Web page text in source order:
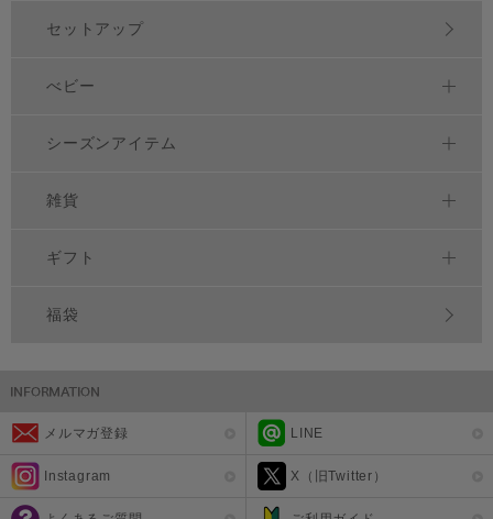
セットアップ
べビー
シーズンアイテム
雑貨
ギフト
福袋
メルマガ登録 LINE
Instagram X（旧Twitter）